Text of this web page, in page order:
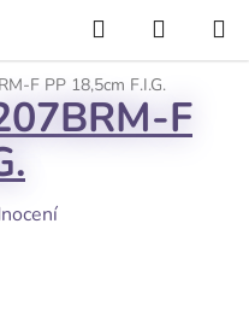
Hledat
KOŠÍK
F PP 18,5cm F.I.G.
F